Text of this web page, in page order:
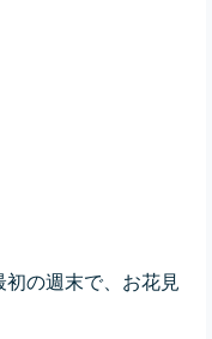
の週末で、 お花見